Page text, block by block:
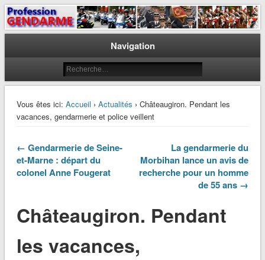
Profession Gendarme
Le journal des gendarmes
Navigation
Vous êtes ici: Accueil › Actualités › Châteaugiron. Pendant les
vacances, gendarmerie et police veillent
← Gendarmerie de Seine-
et-Marne : départ du
colonel Anne Fougerat
La gendarmerie du
Morbihan lance un avis de
recherche pour un homme
de 55 ans →
Châteaugiron. Pendant
les vacances,